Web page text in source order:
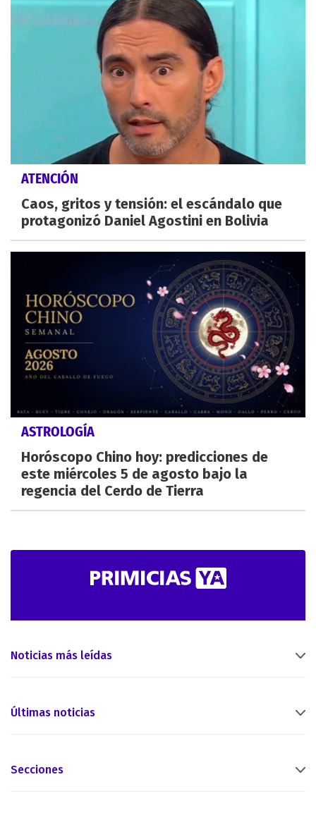
ATENCIÓN
Caos, gritos y tensión: el escándalo que
protagonizó Daniel Agostini en Bolivia
ASTROLOGÍA
Horóscopo Chino hoy: predicciones de
este miércoles 5 de agosto bajo la
regencia del Cerdo de Tierra
Noticias más leídas
Últimas noticias
Secciones